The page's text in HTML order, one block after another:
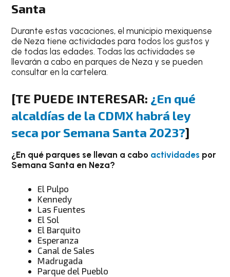
Santa
Durante estas vacaciones, el municipio mexiquense
de Neza tiene actividades para todos los gustos y
de todas las edades. Todas las actividades se
llevarán a cabo en parques de Neza y se pueden
consultar en la cartelera.
[TE PUEDE INTERESAR: ¿En qué
alcaldías de la CDMX habrá ley
seca por Semana Santa 2023?]
¿En qué parques se llevan a cabo actividades por
Semana Santa en Neza?
El Pulpo
Kennedy
Las Fuentes
El Sol
El Barquito
Esperanza
Canal de Sales
Madrugada
Parque del Pueblo